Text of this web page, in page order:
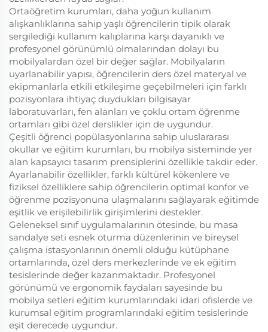
Ortaöğretim kurumları, daha yoğun kullanım
alışkanlıklarına sahip yaşlı öğrencilerin tipik olarak
sergilediği kullanım kalıplarına karşı dayanıklı ve
profesyonel görünümlü olmalarından dolayı bu
mobilyalardan özel bir değer sağlar. Mobilyaların
uyarlanabilir yapısı, öğrencilerin ders özel materyal ve
ekipmanlarla etkili etkileşime geçebilmeleri için farklı
pozisyonlara ihtiyaç duydukları bilgisayar
laboratuvarları, fen alanları ve çoklu ortam öğrenme
ortamları gibi özel derslikler için de uygundur.
Çeşitli öğrenci popülasyonlarına sahip uluslararası
okullar ve eğitim kurumları, bu mobilya sisteminde yer
alan kapsayıcı tasarım prensiplerini özellikle takdir eder.
Ayarlanabilir özellikler, farklı kültürel kökenlere ve
fiziksel özelliklere sahip öğrencilerin optimal konfor ve
öğrenme pozisyonuna ulaşmalarını sağlayarak eğitimde
eşitlik ve erişilebilirlik girişimlerini destekler.
Geleneksel sınıf uygulamalarının ötesinde, bu masa
sandalye seti esnek oturma düzenlerinin ve bireysel
çalışma istasyonlarının önemli olduğu kütüphane
ortamlarında, özel ders merkezlerinde ve ek eğitim
tesislerinde değer kazanmaktadır. Profesyonel
görünümü ve ergonomik faydaları sayesinde bu
mobilya setleri eğitim kurumlarındaki idari ofislerde ve
kurumsal eğitim programlarındaki eğitim tesislerinde
eşit derecede uygundur.